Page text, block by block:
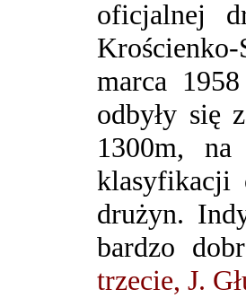
oficjalnej
marca
odbyły się
1300m,
klasyfikacji
drużyn.
bardzo
trzecie, J.